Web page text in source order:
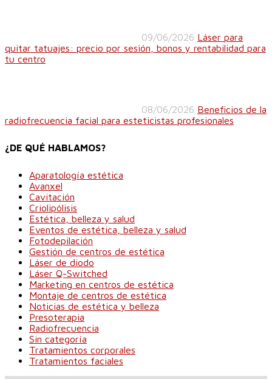
09/06/2026 Láser para
quitar tatuajes: precio por sesión, bonos y rentabilidad para
tu centro
08/06/2026 Beneficios de la
radiofrecuencia facial para esteticistas profesionales
¿DE QUÉ HABLAMOS?
Aparatología estética
Avanxel
Cavitación
Criolipólisis
Estética, belleza y salud
Eventos de estética, belleza y salud
Fotodepilación
Gestión de centros de estética
Láser de diodo
Láser Q-Switched
Marketing en centros de estética
Montaje de centros de estética
Noticias de estética y belleza
Presoterapia
Radiofrecuencia
Sin categoría
Tratamientos corporales
Tratamientos faciales